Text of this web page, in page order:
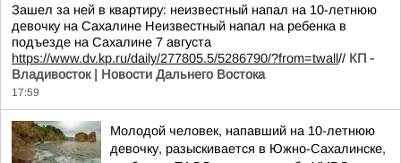
Зашел за ней в квартиру: неизвестный напал на 10-летнюю
девочку на Сахалине Неизвестный напал на ребенка в
подъезде на Сахалине 7 августа
https://www.dv.kp.ru/daily/277805.5/5286790/?from=twall// КП -
Владивосток | Новости Дальнего Востока
17:59
Молодой человек, напавший на 10-летнюю
девочку, разыскивается в Южно-Сахалинске,